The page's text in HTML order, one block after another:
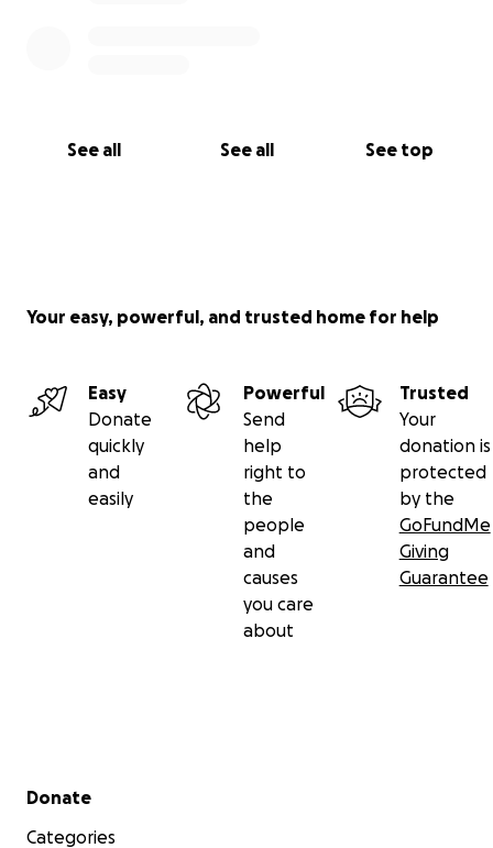
See all See all See top
Your easy, powerful, and trusted home for help
Easy
Donate
quickly
and
easily
Powerful
Send
help
right to
the
people
and
causes
you care
about
Trusted
Your
donation is
protected
by the
GoFundMe
Giving
Guarantee
Secondary menu
Donate
Categories